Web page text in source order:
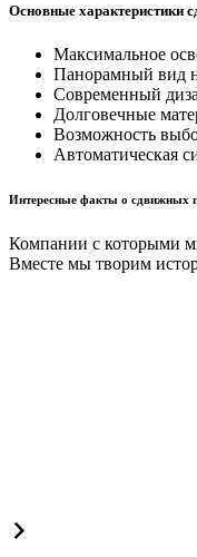
Основные характеристики
Максимальное
Панорамный вид
Современный
Долговечные
Возможность
Автоматическая
Интересные факты о сдвижных
Компании с которыми
Вместе мы творим